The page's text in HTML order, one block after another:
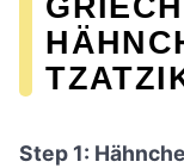
Step 1: